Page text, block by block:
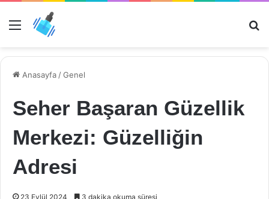
Menü
Anasayfa /Genel
Seher Başaran Güzellik
Merkezi: Güzelliğin
Adresi
23 Eylül 2024 3 dakika okuma süresi